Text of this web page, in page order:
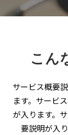
こん
サービス概要
ます。サービ
が入ります。
要説明が入